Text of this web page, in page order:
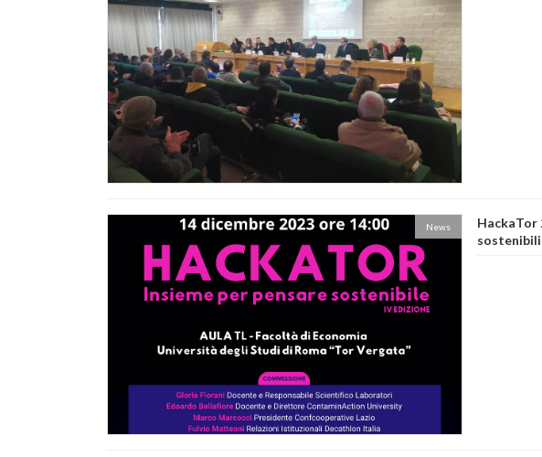
News
HackaTor